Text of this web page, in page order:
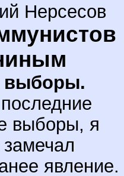
Нерсесов
выборы.
выборы, я
замечал
явление.